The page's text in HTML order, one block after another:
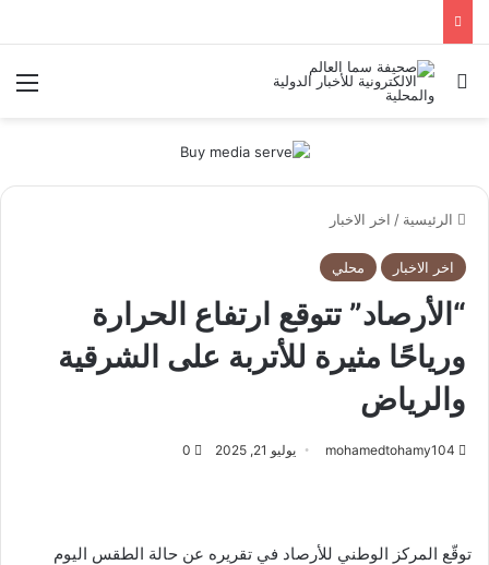
بحث عن
الرئيسية / اخر الاخبار
اخر الاخبار محلي
“الأرصاد” تتوقع ارتفاع الحرارة
ورياحًا مثيرة للأتربة على الشرقية
والرياض
mohamedtohamy104 يوليو 21, 2025 0
توقّع المركز الوطني للأرصاد في تقريره عن حالة الطقس اليوم